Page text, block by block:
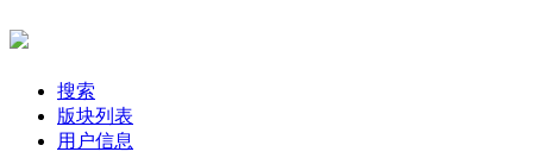
搜索
版块列表
用户信息